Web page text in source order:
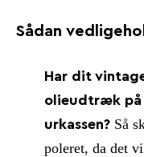
Sådan
Har dit
olieudtræk på
urkassen? Så
poleret, da det